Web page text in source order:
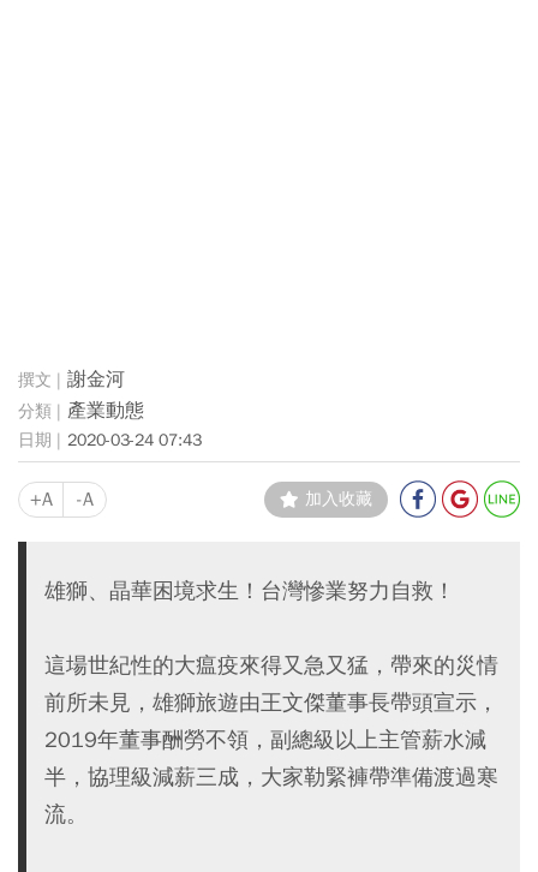
謝金河
產業動態
2020-03-24 07:43
+A -A 加入收藏
雄獅、晶華困境求生！台灣慘業努力自救！
這場世紀性的大瘟疫來得又急又猛，帶來的災情
前所未見，雄獅旅遊由王文傑董事長帶頭宣示，
2019年董事酬勞不領，副總級以上主管薪水減
半，協理級減薪三成，大家勒緊褲帶準備渡過寒
流。